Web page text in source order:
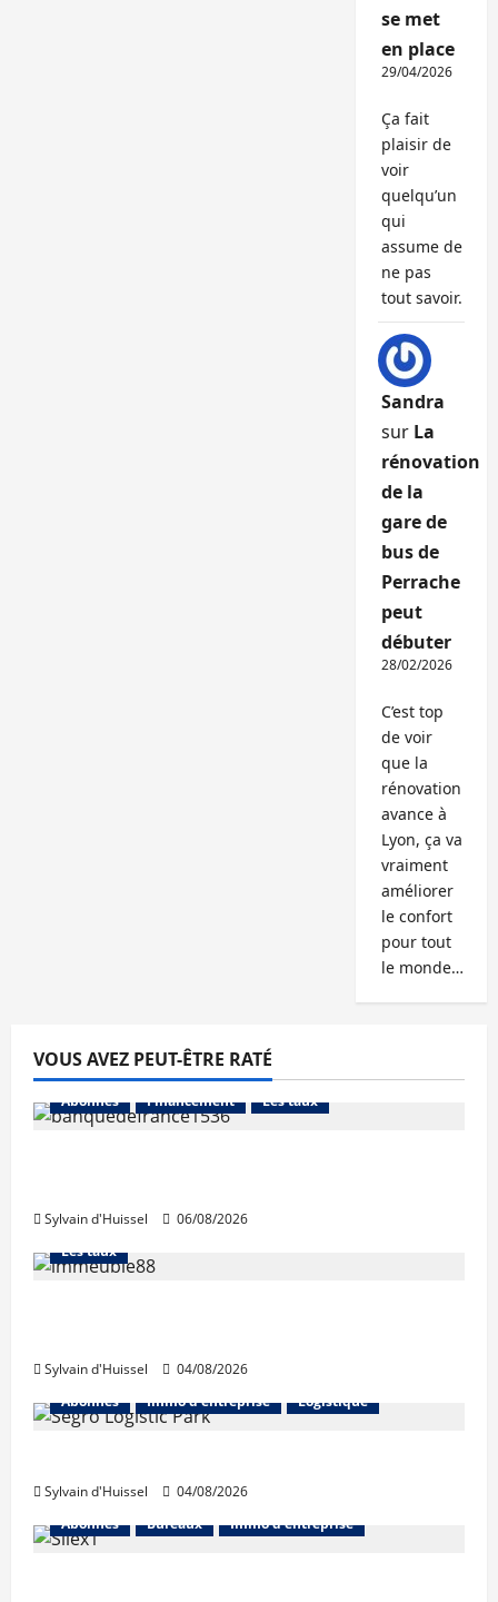
se met
en place
29/04/2026
Ça fait
plaisir de
voir
quelqu’un
qui
assume de
ne pas
tout savoir.
Sandra
sur La
rénovation
de la
gare de
bus de
Perrache
peut
débuter
28/02/2026
C’est top
de voir
que la
rénovation
avance à
Lyon, ça va
vraiment
améliorer
le confort
pour tout
le monde…
VOUS AVEZ PEUT-ÊTRE RATÉ
Abonnés Financement Les taux
Sylvain d'Huissel 06/08/2026
Abonnés Financement
Les taux
Sylvain d'Huissel
04/08/2026
Abonnés
Immo d'entreprise Logistique
Sylvain d'Huissel
04/08/2026
Abonnés
Bureaux Immo d'entreprise